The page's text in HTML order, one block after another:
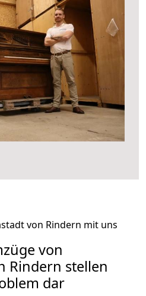
von
Rindern stellen
dar